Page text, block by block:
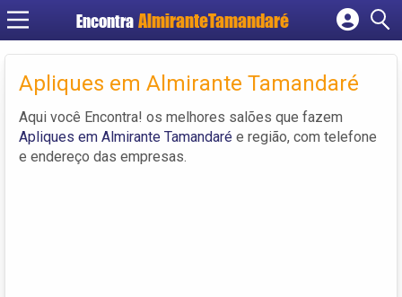
Encontra
Cadastrar empresa
Criar conta
Apliques em Almirante Tamandaré
Aqui você Encontra! os melhores salões que fazem
Apliques em Almirante Tamandaré e região, com telefone
e endereço das empresas.